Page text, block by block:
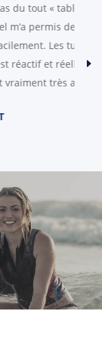
et
sont clairs,
aidant.
A